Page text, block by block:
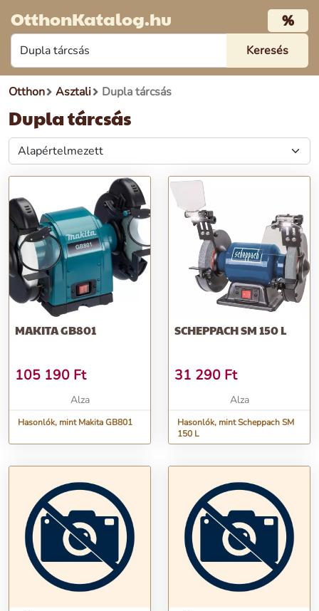
OtthonKatalog.hu %
Otthon Asztali Dupla tárcsás
Dupla tárcsás
MAKITA GB801
105 190 Ft
Alza
Hasonlók, mint Makita GB801
SCHEPPACH SM 150 L
31 290 Ft
Alza
Hasonlók, mint Scheppach SM
150 L